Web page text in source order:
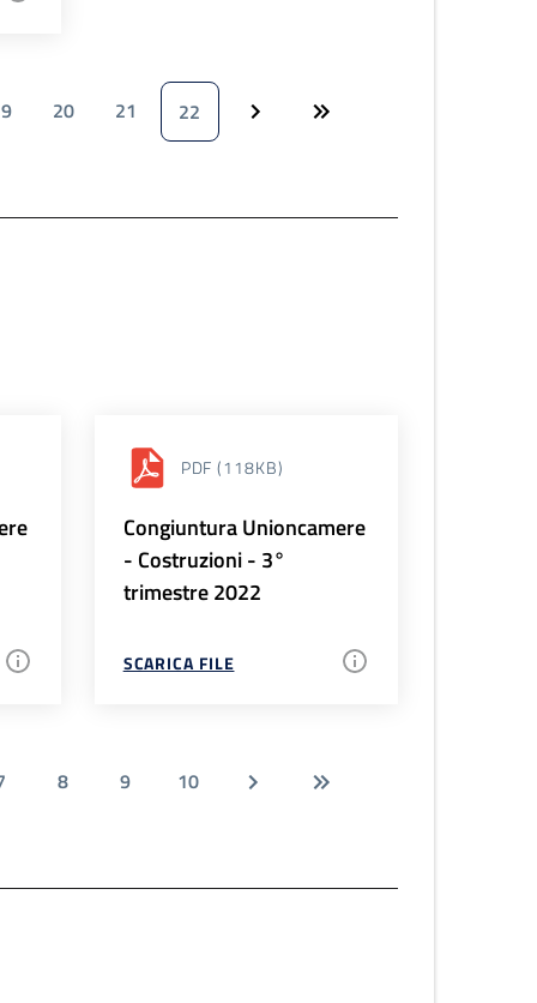
20 21 22
PDF (118KB)
Congiuntura Unioncamere
- Costruzioni - 3°
trimestre 2022
SCARICA FILE
8 9 10